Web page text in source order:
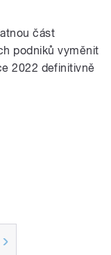
část
podniků vyměnit
2022 definitivně